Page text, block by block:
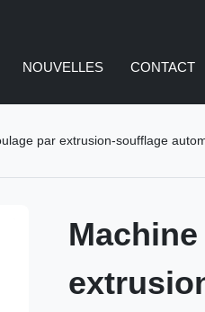
NOUVELLES CONTACT
par extrusion-soufflage automatique